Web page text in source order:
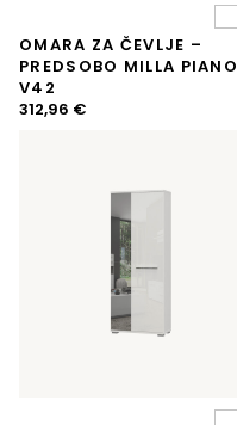
OMARA ZA ČEVLJE –
PREDSOBO MILLA PIANO
V42
312,96 €